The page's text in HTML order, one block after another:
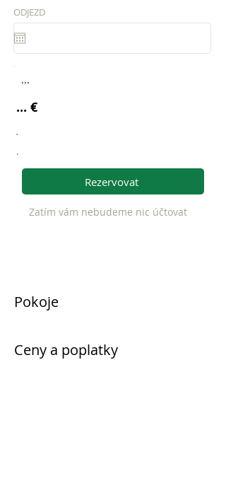
ODJEZD
...
... €
.
.
Rezervovat
Zatím vám nebudeme nic účtovat
Pokoje
Ceny a poplatky